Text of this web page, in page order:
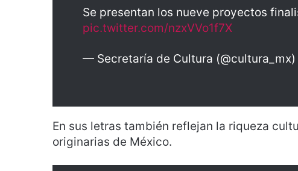
Se presentan los nueve proyectos
pic.twitter.com/nzxVVo1f7X
— Secretaría de Cultura (@cultura_mx)
En sus letras también reflejan la riqueza
originarias de México.